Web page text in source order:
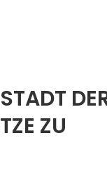
DER
ZU E